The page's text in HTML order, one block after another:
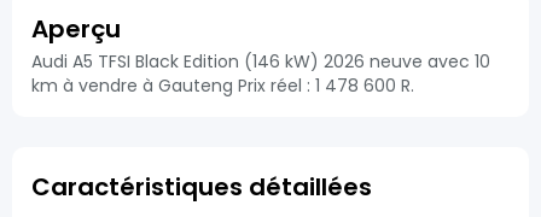
Aperçu
Audi A5 TFSI Black Edition (146 kW) 2026 neuve avec 10
km à vendre à Gauteng Prix réel : 1 478 600 R.
Caractéristiques détaillées